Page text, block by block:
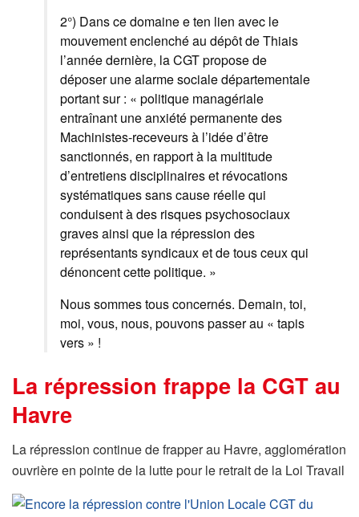
2°) Dans ce domaine e ten lien avec le
mouvement enclenché au dépôt de Thiais
l’année dernière, la CGT propose de
déposer une alarme sociale départementale
portant sur : « politique managériale
entraînant une anxiété permanente des
Machinistes-receveurs à l’idée d’être
sanctionnés, en rapport à la multitude
d’entretiens disciplinaires et révocations
systématiques sans cause réelle qui
conduisent à des risques psychosociaux
graves ainsi que la répression des
représentants syndicaux et de tous ceux qui
dénoncent cette politique. »
Nous sommes tous concernés. Demain, toi,
moi, vous, nous, pouvons passer au « tapis
vers » !
La répression frappe la CGT au
Havre
La répression continue de frapper au Havre, agglomération
ouvrière en pointe de la lutte pour le retrait de la Loi Travail